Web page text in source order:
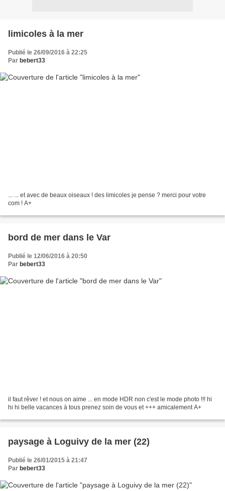
limicoles à la mer
Publié le 26/09/2016 à 22:25
Par bebert33
... ... et avec de beaux oiseaux ! des limicoles je pense ? merci pour votre
com ! A+
bord de mer dans le Var
Publié le 12/06/2016 à 20:50
Par bebert33
il faut rêver ! et nous on aime ... en mode HDR non c'est le mode photo !!! hi
hi hi belle vacances à tous prenez soin de vous et +++ amicalement A+
paysage à Loguivy de la mer (22)
Publié le 26/01/2015 à 21:47
Par bebert33